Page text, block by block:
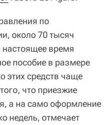
по
около 70 тысяч
настоящее время
пособие в размере
этих средств чаще
что приезжие
а на само оформление
недель, отмечает